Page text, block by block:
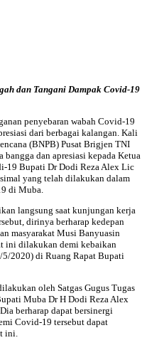
dan Tangani Dampak Covid-19
penyebaran wabah Covid-19
dari berbagai kalangan. Kali
(BNPB) Pusat Brigjen TNI
dan apresiasi kepada Ketua
19 Bupati Dr Dodi Reza Alex Lic
yang telah dilakukan dalam
di Muba.
langsung saat kunjungan kerja
dirinya berharap kedepan
masyarakat Musi Banyuasin
ini dilakukan demi kebaikan
5/2020) di Ruang Rapat Bupati
oleh Satgas Gugus Tugas
Muba Dr H Dodi Reza Alex
berharap dapat bersinergi
Covid-19 tersebut dapat
ini.